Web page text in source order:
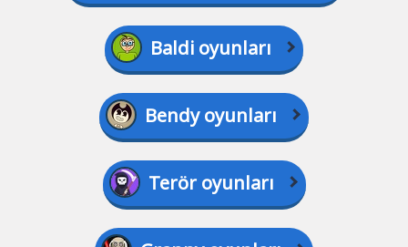
Baldi oyunları
Bendy oyunları
Terör oyunları